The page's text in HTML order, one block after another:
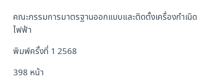
คณะกรรมการมาตรฐานออกแบบและติดตั้งเครื่องกำเนิด
ไฟฟ้า
พิมพ์ครั้งที่ 1 2568
398 หน้า